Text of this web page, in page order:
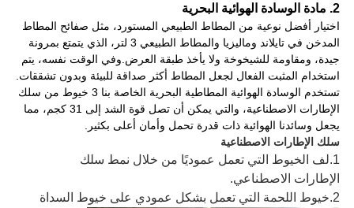
2. مادة الوسادة الهوائية البحرية
اختيار أفضل نوعية من المطاط الطبيعي المستورد، مثل صفائح المطاط
المدخن في تايلاند وماليزيا والمطاط الطبيعي 3 لتر، الذي يتمتع بمرونة
جيدة، ومقاومة للشيخوخة ولا يأخذ طبقة العرض.وفي الوقت نفسه، يتم
استخدام المثبت الفعال لجعل المطاط أكثر صداقة للبيئة وبدون تشققات.
تستخدم الوسادة الهوائية المطاطية البحرية الخاصة بنا 3 خيوط من سلك
الإطارات الاصطناعية، والتي يمكن أن تصل قوة الشد إلى 31 كجم، مما
يجعل وسائدنا الهوائية ذات قدرة تحمل وأمان أعلى بكثير.
سلك الإطارات الاصطناعية
1. لف الخيوط التي تعمل عموديًا من خلال نمط سلك
الإطارات الاصطناعي.
2. خيوط اللحمة التي تعمل بشكل عمودي على خيوط السداة